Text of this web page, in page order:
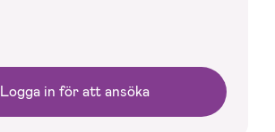
Logga in för att ansöka